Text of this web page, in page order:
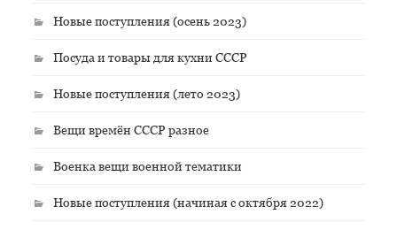
Новые поступления (осень 2023)
Посуда и товары для кухни СССР
Новые поступления (лето 2023)
Вещи времён СССР разное
Военка вещи военной тематики
Новые поступления (начиная с октября 2022)